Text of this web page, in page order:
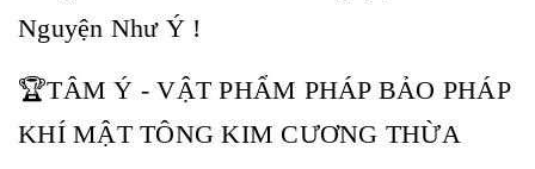
Nguyện Như Ý !
🏆TÂM Ý - VẬT PHẨM PHÁP BẢO PHÁP
KHÍ MẬT TÔNG KIM CƯƠNG THỪA